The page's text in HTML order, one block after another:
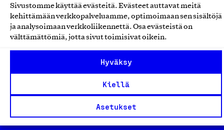
Sivustomme käyttää evästeitä. Evästeet auttavat meitä
kehittämään verkkopalveluamme, optimoimaan sen sisältöjä
ja analysoimaan verkkoliikennettä. Osa evästeistä on
välttämättömiä, jotta sivut toimisivat oikein.
Hyväksy
Kiellä
Asetukset
Avainlippu
Design From Finland